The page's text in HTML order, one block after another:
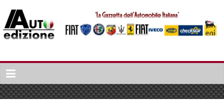
naar
inhoud
Auto
Edizione
La
Gazetta